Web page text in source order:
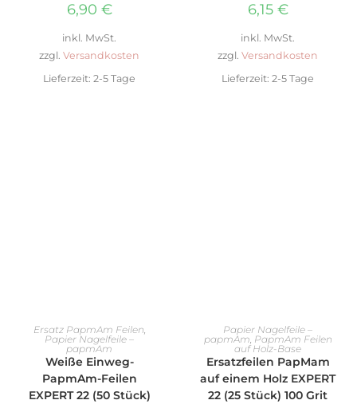
6,90 €
inkl. MwSt.
zzgl. Versandkosten
Lieferzeit: 2-5 Tage
6,15 €
inkl. MwSt.
zzgl. Versandkosten
Lieferzeit: 2-5 Tage
AUSFÜHRUNG WÄHLEN
Ersatz PapmAm Feilen,
Papier Nagelfeile –
papmAm
Weiße Einweg-
PapmAm-Feilen
EXPERT 22 (50 Stück)
IN DEN WARENKORB
Papier Nagelfeile –
papmAm, PapmAm Feilen
auf Holz-Base
Ersatzfeilen PapMam
auf einem Holz EXPERT
22 (25 Stück) 100 Grit